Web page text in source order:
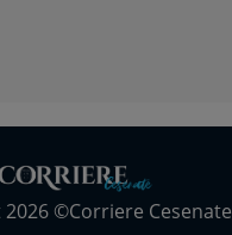
©Corriere Cesenate